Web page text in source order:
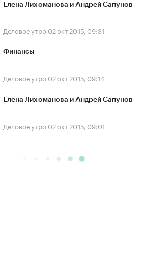
Елена Лихоманова и Андрей Сапунов
Деловое утро 02 окт 2015, 09:31
Финансы
Деловое утро 02 окт 2015, 09:14
Елена Лихоманова и Андрей Сапунов
Деловое утро 02 окт 2015, 09:01